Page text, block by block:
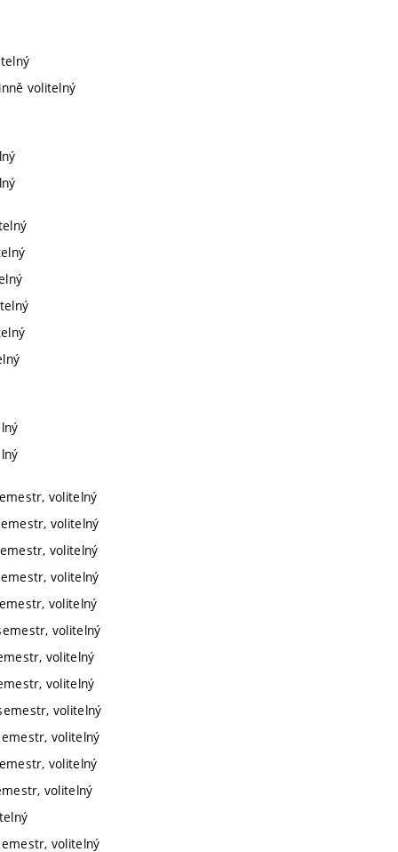
volitelný
volitelný
volitelný
volitelný
volitelný
volitelný
volitelný
volitelný
volitelný
volitelný
volitelný
volitelný
volitelný
volitelný